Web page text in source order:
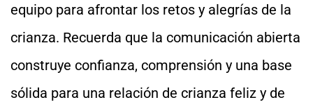
equipo para afrontar los retos y alegrías de la
crianza. Recuerda que la comunicación abierta
construye confianza, comprensión y una base
sólida para una relación de crianza feliz y de